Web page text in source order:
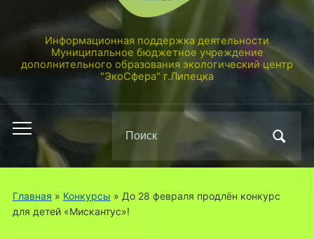
Информационная поддержка деятельности
Муниципальное бюджетное учреждение
дополнительного образования экологический центр
"ЭкоСфера" г.Липецка
Переключить
мобильное
меню
по:
Главная » Конкурсы » До 28 февраля продлён конкурс
для детей «Мискантус»!